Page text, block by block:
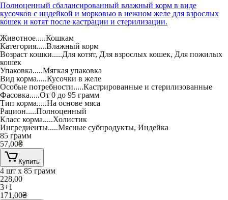
Полноценный сбалансированный влажный корм в виде
кусочков с индейкой и морковью в нежном желе для взрослых
кошек и котят после кастрации и стерилизации.
Животное.....Кошкам
Категория.....Влажный корм
Возраст кошки.....Для котят, Для взрослых кошек, Для пожилых
кошек
Упаковка.....Мягкая упаковка
Вид корма.....Кусочки в желе
Особые потребности.....Кастрированные и стерилизованные
Фасовка.....От 0 до 95 грамм
Тип корма.....На основе мяса
Рацион.....Полноценный
Класс корма.....Холистик
Ингредиенты.....Мясные субпродукты, Индейка
85 грамм
57,00₴
Купить
4 шт х 85 грамм
228,00
3+1
171,00₴